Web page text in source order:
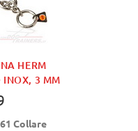
HERM
INOX, 3 MM
Collare